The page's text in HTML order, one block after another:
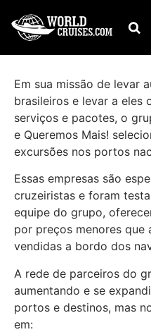
Em sua missão de levar
brasileiros e levar a eles
serviços e pacotes, o
e Queremos Mais!
excursões nos portos
Essas empresas são
cruzeiristas e foram
equipe do grupo,
por preços menores que
vendidas a bordo dos
A rede de parceiros do
aumentando e se
portos e destinos, mas
em: